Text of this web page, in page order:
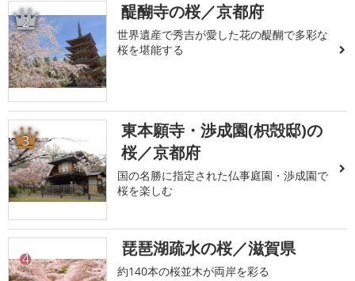
2 醍醐寺の桜／京都府
世界遺産で秀吉が愛した花の醍醐で多彩な
桜を堪能する
3
東本願寺・渉成園(枳殻邸)の
桜／京都府
国の名勝に指定された仏事庭園・渉成園で
桜を楽しむ
4 琵琶湖疏水の桜／滋賀県
約140本の桜並木が両岸を彩る